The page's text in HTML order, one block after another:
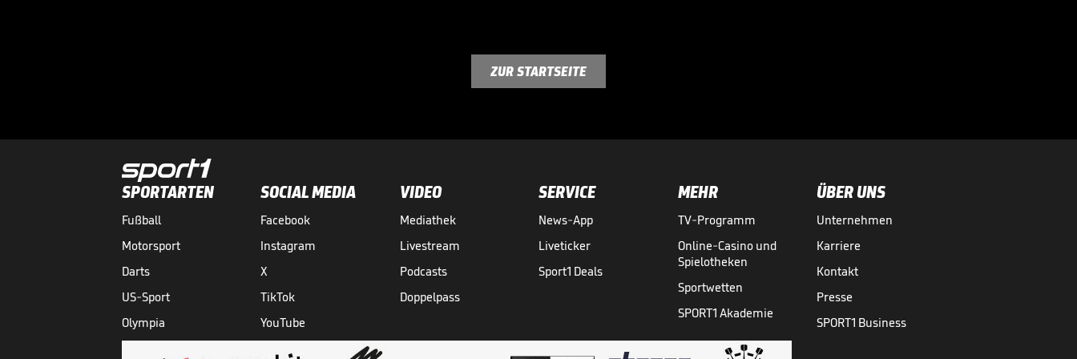
ZUR STARTSEITE
SPORTARTEN
Fußball
Motorsport
Darts
US-Sport
Olympia
SOCIAL MEDIA
Facebook
Instagram
X
TikTok
YouTube
VIDEO
Mediathek
Livestream
Podcasts
Doppelpass
SERVICE
News-App
Liveticker
Sport1 Deals
MEHR
TV-Programm
Online-Casino und
Spielotheken
Sportwetten
SPORT1 Akademie
ÜBER UNS
Unternehmen
Karriere
Kontakt
Presse
SPORT1 Business